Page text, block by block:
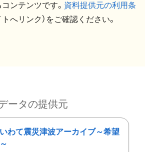
ンテンツです。 資料提供元の利用条
トへリンク）をご確認ください。
ータの提供元
いわて震災津波アーカイブ～希望
～